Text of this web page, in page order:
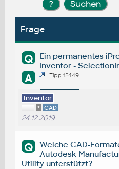
Frage
Q
Ein permanentes
Inventor -
A Tipp 12449
Inventor
* CAD
24.12.2019
Q
Welche CAD-
Autodesk
Utility unterstützt?